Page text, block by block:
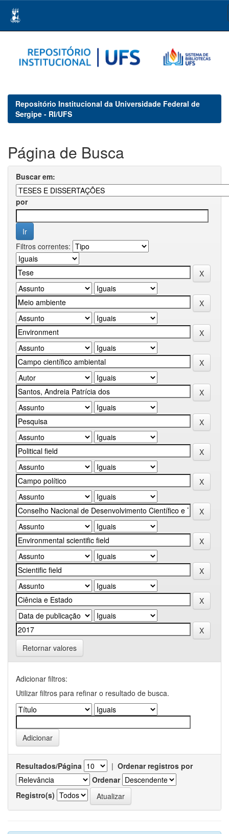
navigation
Repositório Institucional da Universidade Federal de
Sergipe - RI/UFS
Página de Busca
Buscar em:
por
Filtros correntes:
Retornar valores
Adicionar filtros:
Utilizar filtros para refinar o resultado de busca.
Resultados/Página | Ordenar registros por
Ordenar
Registro(s)